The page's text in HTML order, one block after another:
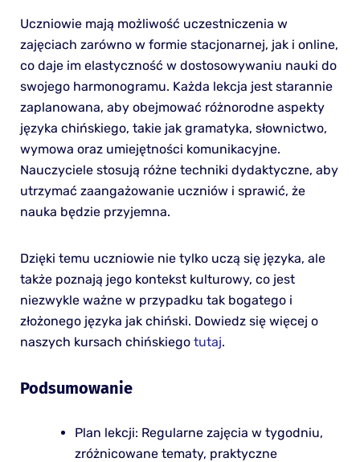
Uczniowie mają możliwość uczestniczenia w
zajęciach zarówno w formie stacjonarnej, jak i online,
co daje im elastyczność w dostosowywaniu nauki do
swojego harmonogramu. Każda lekcja jest starannie
zaplanowana, aby obejmować różnorodne aspekty
języka chińskiego, takie jak gramatyka, słownictwo,
wymowa oraz umiejętności komunikacyjne.
Nauczyciele stosują różne techniki dydaktyczne, aby
utrzymać zaangażowanie uczniów i sprawić, że
nauka będzie przyjemna.
Dzięki temu uczniowie nie tylko uczą się języka, ale
także poznają jego kontekst kulturowy, co jest
niezwykle ważne w przypadku tak bogatego i
złożonego języka jak chiński. Dowiedz się więcej o
naszych kursach chińskiego tutaj.
Podsumowanie
Plan lekcji: Regularne zajęcia w tygodniu,
zróżnicowane tematy, praktyczne